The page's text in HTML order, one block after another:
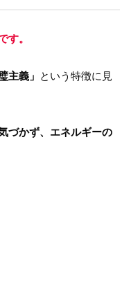
す。
主義」 という特徴に見
づかず、エネルギーの